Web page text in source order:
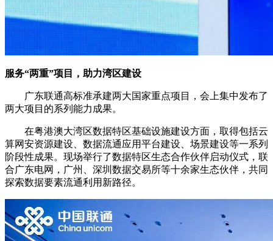
服务“两重”项目，助力湾区建设
广东联通高标准承建两大国家重点项目，会上集中发布了
两大项目的系列能力成果。
在粤港澳大湾区数据特区基础设施建设方面，取得包括云
算网安资源建设、数据流通应用平台建设、场景建设等一系列
阶段性成果。现场举行了数据特区生态合作伙伴启动仪式，联
合广东电网，广州、深圳数据交易所等十余家生态伙伴，共同
探索数据要素流通利用新路径。